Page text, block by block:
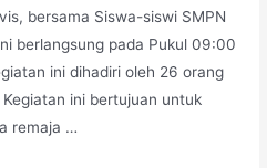
bersama Siswa-siswi SMPN
berlangsung pada Pukul 09:00
ini dihadiri oleh 26 orang
ini bertujuan untuk
remaja …